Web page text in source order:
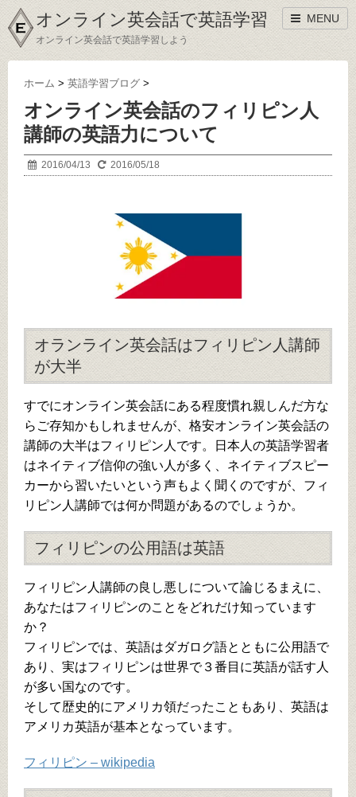
オンライン英会話で英語学習
オンライン英会話で英語学習しよう
MENU
ホーム > 英語学習ブログ >
オンライン英会話のフィリピン人
講師の英語力について
2016/04/13 2016/05/18
オランライン英会話はフィリピン人講師
が大半
すでにオンライン英会話にある程度慣れ親しんだ方な
らご存知かもしれませんが、格安オンライン英会話の
講師の大半はフィリピン人です。日本人の英語学習者
はネイティブ信仰の強い人が多く、ネイティブスピー
カーから習いたいという声もよく聞くのですが、フィ
リピン人講師では何か問題があるのでしょうか。
フィリピンの公用語は英語
フィリピン人講師の良し悪しについて論じるまえに、
あなたはフィリピンのことをどれだけ知っています
か？
フィリピンでは、英語はダガログ語とともに公用語で
あり、実はフィリピンは世界で３番目に英語が話す人
が多い国なのです。
そして歴史的にアメリカ領だったこともあり、英語は
アメリカ英語が基本となっています。
フィリピン – wikipedia